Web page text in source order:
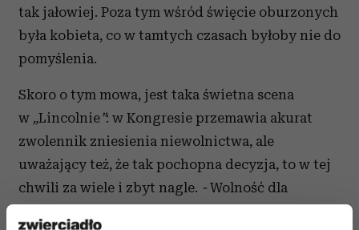
tak jałowiej. Poza tym wśród święcie oburzonych
była kobieta, co w tamtych czasach byłoby nie do
pomyślenia.
Skoro o tym mowa, jest taka świetna scena
w „Lincolnie”: w Kongresie przemawia akurat
zwolennik zniesienia niewolnictwa, ale
uważający też, że tak pochopna decyzja, to w tej
chwili za wiele i zbyt nagle. -Wolność dla